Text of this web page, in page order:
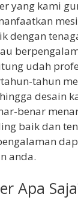
yang kami
dengan
udah
tahun
desain
benar
baik dan
anda.
Apa